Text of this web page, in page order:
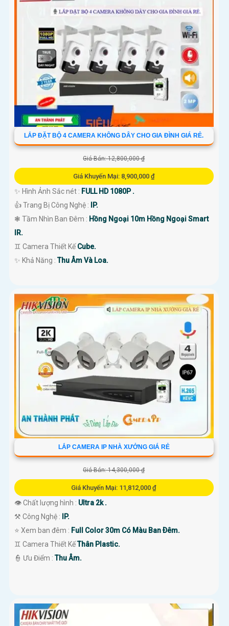
LẮP ĐẶT BỘ 4 CAMERA KHÔNG DÂY CHO GIA ĐÌNH GIÁ RẺ.
Giá Bán: 12,800,000 ₫
Giá Khuyến Mại: 8,900,000 ₫
✨ Hình Ảnh Sắc nét : FULL HD 1080P .
👍 Trang Bị Công Nghệ :
IP.
❃ Tầm Nhìn Ban Đêm : Hồng Ngoại 10m Hồng Ngoại Smart
IR.
♊ Camera Thiết KếCube.
️✨ Khả Năng :Thu Âm Và Loa.
LẮP CAMERA IP NHÀ XƯỞNG GIÁ RẺ
Giá Bán: 14,300,000 ₫
Giá Khuyến Mại: 11,812,000 ₫
👁 Chất lượng hình : Ultra 2k .
⚒ Công Nghệ :
IP.
⭐ Xem ban đêm : Full Color 30m Có Màu Ban Ðêm.
♊ Camera Thiết KếThân Plastic.
️👮 Ưu Điểm :Thu Âm.